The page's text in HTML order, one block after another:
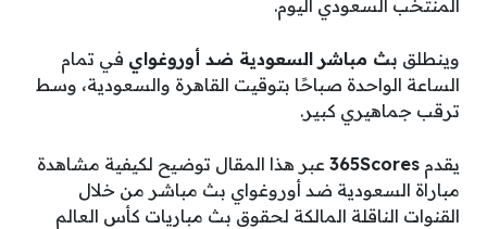
المنتخب السعودي اليوم.
وينطلق بث مباشر السعودية ضد أوروغواي في تمام
الساعة الواحدة صباحًا بتوقيت القاهرة والسعودية، وسط
ترقب جماهيري كبير.
يقدم 365Scores عبر هذا المقال توضيح لكيفية مشاهدة
مباراة السعودية ضد أوروغواي بث مباشر من خلال
القنوات الناقلة المالكة لحقوق بث مباريات كأس العالم